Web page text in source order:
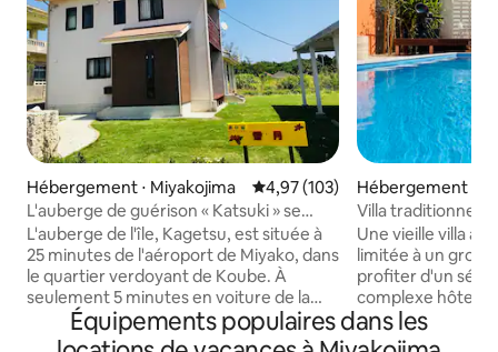
Hébergement ⋅ Miyakojima Évaluation moyenne sur la
4,97 (103)
L'auberge de guérison « Katsuki » se
trouve à 5 minutes en voiture de la côte
de Shinshiro, un trésor de poissons
tropicaux. Vous pourrez également
profiter du ciel étoilé et d'un barbecue
dans le grand jardin.
L'auberge de l'île, Kagetsu, est située à
25 minutes de l'aéroport de Miyako, dans
le quartier verdoyant de Koube. À
seulement 5 minutes en voiture de la
côte de Shinshiro, très prisée pour le
snorkeling, c'est l'endroit n°1 que nous
Hébergement ⋅
Villa traditionnelle
minutes à pied de
voiture de
Une vieille villa
limitée à un
profiter d'un
complexe
vie insulaire dans un
emplacement
Équipements populaires dans les